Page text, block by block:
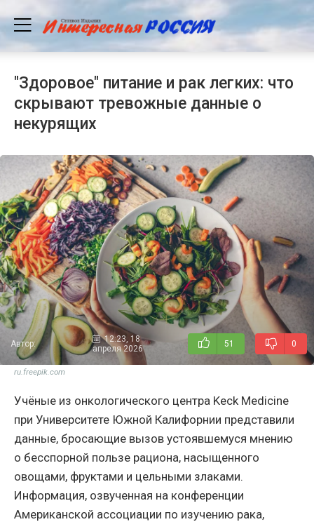
"Здоровое" питание и рак легких: что
скрывают тревожные данные о
некурящих
Автор:
12:23, 18
апреля 2026
51 0
ru.freepik.com
Учёные из онкологического центра Keck Medicine
при Университете Южной Калифорнии представили
данные, бросающие вызов устоявшемуся мнению
о бесспорной пользе рациона, насыщенного
овощами, фруктами и цельными злаками.
Информация, озвученная на конференции
Американской ассоциации по изучению рака,